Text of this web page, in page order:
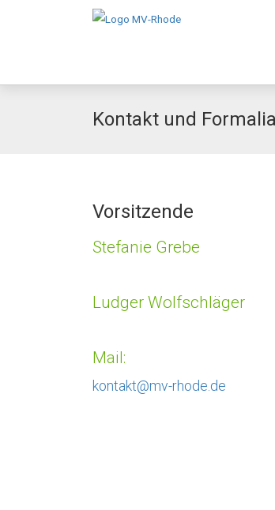
Kontakt und Formalia
Vorsitzende
Stefanie Grebe
Ludger Wolfschläger
Mail:
kontakt@mv-rhode.de